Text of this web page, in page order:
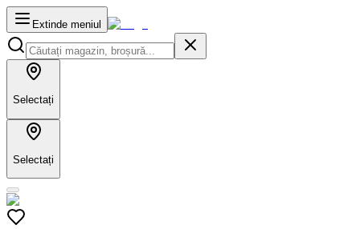
Extinde meniul
Selectați
Selectați